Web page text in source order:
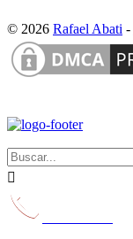
© 2026 Rafael Abati -
